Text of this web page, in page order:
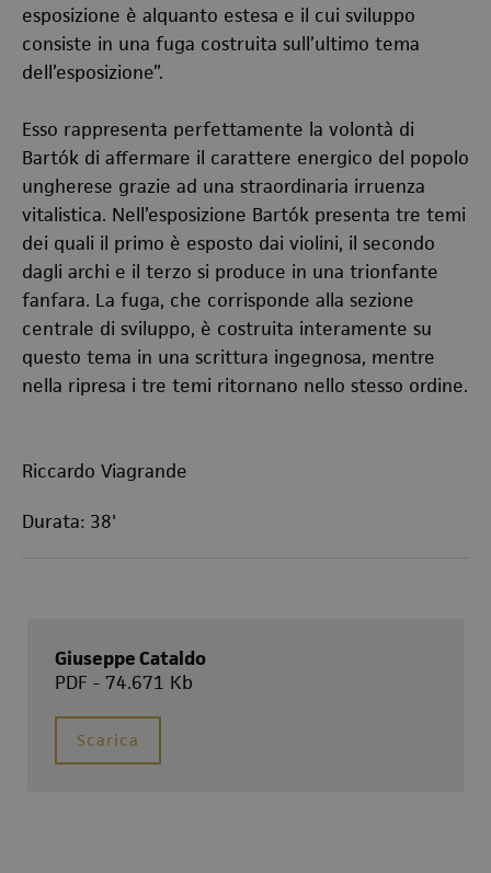
esposizione è alquanto estesa e il cui sviluppo
consiste in una fuga costruita sull’ultimo tema
dell’esposizione”.
Esso rappresenta perfettamente la volontà di
Bartók di affermare il carattere energico del popolo
ungherese grazie ad una straordinaria irruenza
vitalistica. Nell’esposizione Bartók presenta tre temi
dei quali il primo è esposto dai violini, il secondo
dagli archi e il terzo si produce in una trionfante
fanfara. La fuga, che corrisponde alla sezione
centrale di sviluppo, è costruita interamente su
questo tema in una scrittura ingegnosa, mentre
nella ripresa i tre temi ritornano nello stesso ordine.
Riccardo Viagrande
Durata: 38'
Giuseppe Cataldo
PDF - 74.671 Kb
Scarica